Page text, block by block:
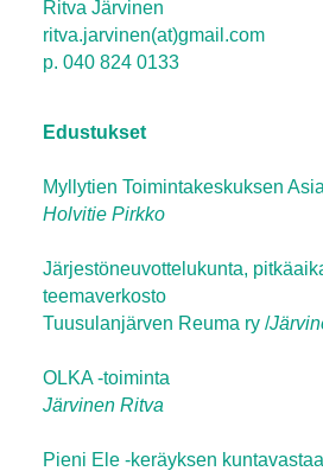
Ritva Järvinen
ritva.jarvinen(at)gmail.com
p. 040 824 0133
Edustukset
Myllytien Toimintakeskuksen
Holvitie Pirkko
Järjestöneuvottelukunta,
teemaverkosto
Tuusulanjärven Reuma ry /
OLKA -toiminta
Järvinen Ritva
Pieni Ele -keräyksen